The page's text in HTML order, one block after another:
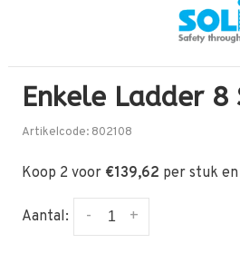
Enkele Ladder 8
Artikelcode: 802108
Koop 2 voor €139,62 per stuk
Aantal: +
-